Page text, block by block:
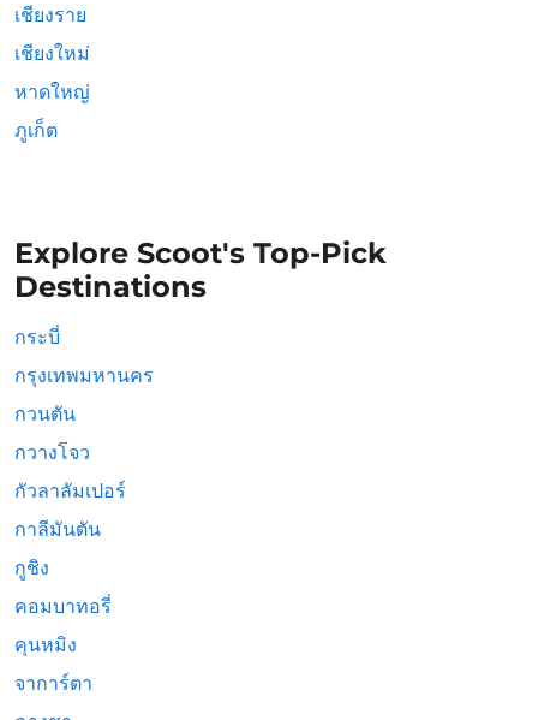
เชียงราย
เชียงใหม่
หาดใหญ่
ภูเก็ต
Explore Scoot's Top-Pick
Destinations
กระบี่
กรุงเทพมหานคร
กวนตัน
กวางโจว
กัวลาลัมเปอร์
กาลีมันตัน
กูชิง
คอมบาทอรี่
คุนหมิง
จาการ์ตา